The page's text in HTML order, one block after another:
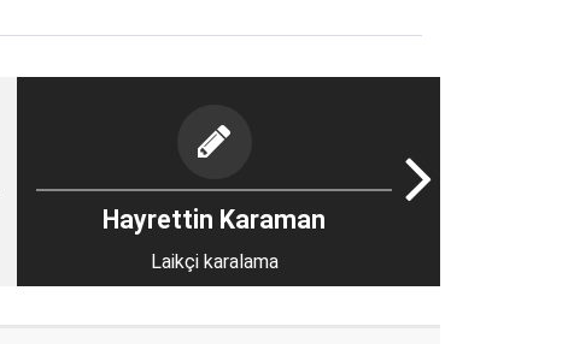
Hayrettin Karaman
Laikçi karalama